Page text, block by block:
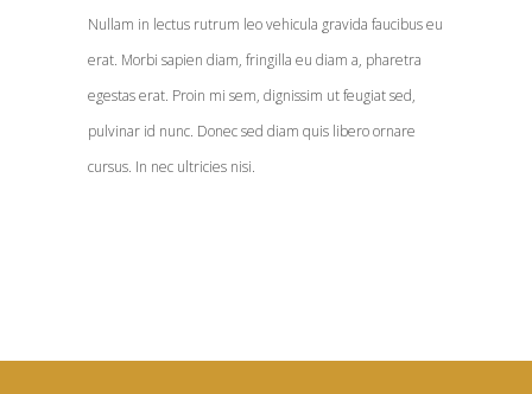
Nullam in lectus rutrum leo vehicula gravida faucibus eu
erat. Morbi sapien diam, fringilla eu diam a, pharetra
egestas erat. Proin mi sem, dignissim ut feugiat sed,
pulvinar id nunc. Donec sed diam quis libero ornare
cursus. In nec ultricies nisi.